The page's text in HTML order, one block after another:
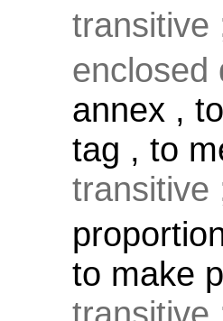
transitive
enclosed
annex ,
tag , to
transitive
to make